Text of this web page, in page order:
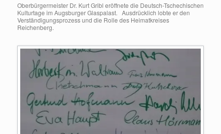
Oberbürgermeister Dr. Kurt Gribl eröffnete die Deutsch-Tschechischen
Kulturtage im Augsburger Glaspalast. Ausdrücklich lobte er den
Verständigungsprozess und die Rolle des Heimatkreises
Reichenberg.